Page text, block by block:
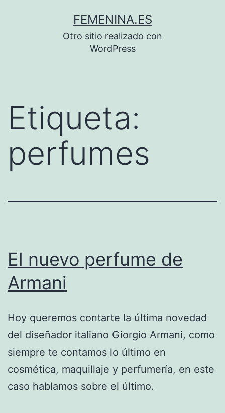
FEMENINA.ES
Otro sitio realizado con
WordPress
Etiqueta:
perfumes
El nuevo perfume de
Armani
Hoy queremos contarte la última novedad
del diseñador italiano Giorgio Armani, como
siempre te contamos lo último en
cosmética, maquillaje y perfumería, en este
caso hablamos sobre el último.